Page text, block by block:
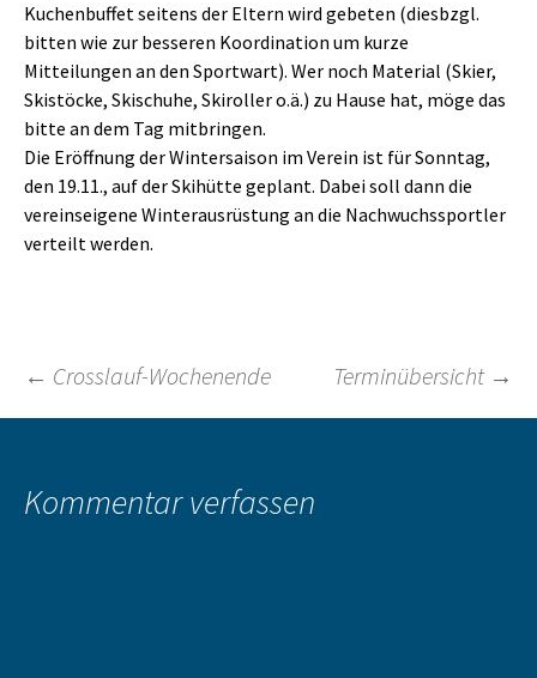
Kuchenbuffet seitens der Eltern wird gebeten (diesbzgl.
bitten wie zur besseren Koordination um kurze
Mitteilungen an den Sportwart). Wer noch Material (Skier,
Skistöcke, Skischuhe, Skiroller o.ä.) zu Hause hat, möge das
bitte an dem Tag mitbringen.
Die Eröffnung der Wintersaison im Verein ist für Sonntag,
den 19.11., auf der Skihütte geplant. Dabei soll dann die
vereinseigene Winterausrüstung an die Nachwuchssportler
verteilt werden.
Beitragsnavigation
← Crosslauf-Wochenende Terminübersicht →
Kommentar verfassen